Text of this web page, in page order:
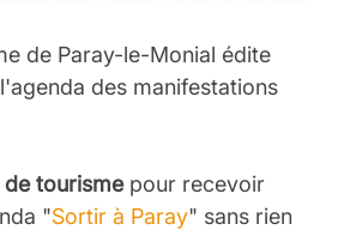
de Paray-le-Monial édite
des manifestations
tourismepour recevoir
"Sortir à Paray" sans rien